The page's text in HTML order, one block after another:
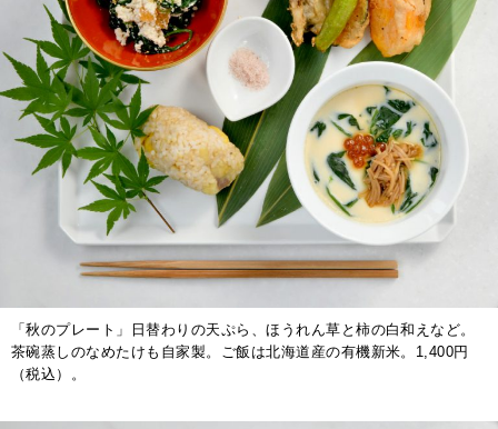
「秋のプレート」日替わりの天ぷら、ほうれん草と柿の白和えなど。
茶碗蒸しのなめたけも自家製。ご飯は北海道産の有機新米。1,400円
（税込）。